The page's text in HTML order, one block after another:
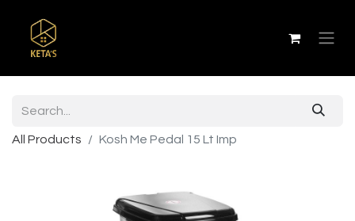
All Products Kosh Me Pedal 15 Lt Imp